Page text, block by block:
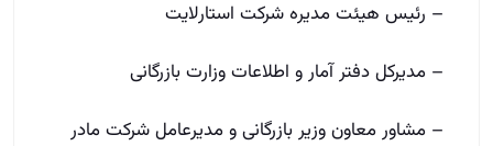
– رئیس هیئت مدیره شرکت استارلایت
– مدیرکل دفتر آمار و اطلاعات وزارت بازرگانی
– مشاور معاون وزیر بازرگانی و مدیرعامل شرکت مادر